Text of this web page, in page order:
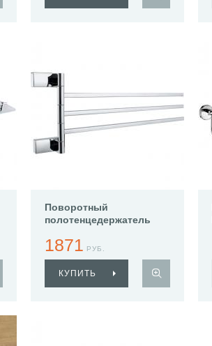
Поворотный
полотенцедержатель
1871 РУБ.
КУПИТЬ